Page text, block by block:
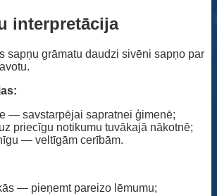
interpretācija
sapņu grāmatu daudzi sivēni sapņo par
— savstarpējai sapratnei ģimenē;
priecīgu notikumu tuvākajā nākotnē;
— veltīgām cerībām.
— pieņemt pareizo lēmumu;